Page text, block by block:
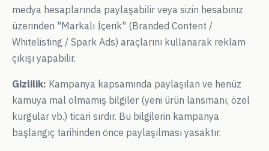
medya hesaplarında paylaşabilir veya sizin hesabınız
üzerinden "Markalı İçerik" (Branded Content /
Whitelisting / Spark Ads) araçlarını kullanarak reklam
çıkışı yapabilir.
Gizlilik: Kampanya kapsamında paylaşılan ve henüz
kamuya mal olmamış bilgiler (yeni ürün lansmanı, özel
kurgular vb.) ticari sırdır. Bu bilgilerin kampanya
başlangıç tarihinden önce paylaşılması yasaktır.